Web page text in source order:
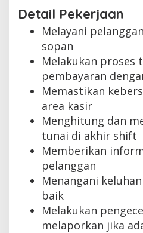
Detail Pekerjaan
Melayani
sopan
Melakukan proses
pembayaran
Memastikan
area kasir
Menghitung dan
tunai di akhir shift
Memberikan
pelanggan
Menangani
baik
Melakukan
melaporkan jika